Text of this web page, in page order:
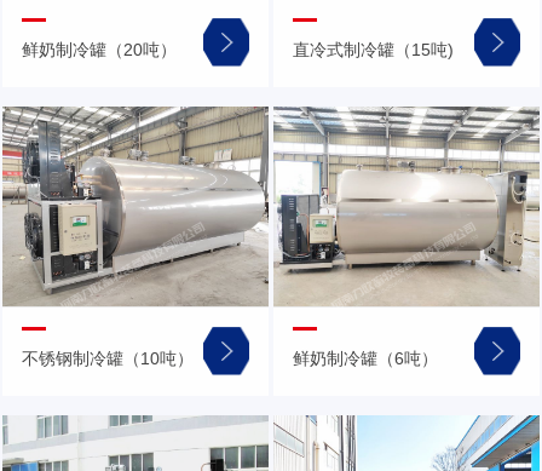
鲜奶制冷罐（20吨） 直冷式制冷罐（15吨)
不锈钢制冷罐（10吨） 鲜奶制冷罐（6吨）